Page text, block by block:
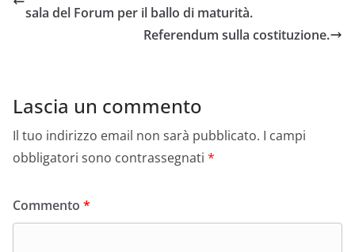
sala del Forum per il ballo di maturità.
Referendum sulla costituzione.
Lascia un commento
Il tuo indirizzo email non sarà pubblicato. I campi
obbligatori sono contrassegnati *
Commento *